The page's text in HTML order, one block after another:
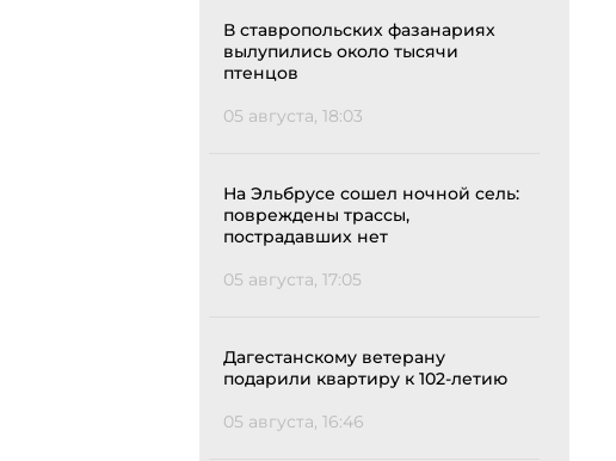
В ставропольских фазанариях
вылупились около тысячи
птенцов
05 августа, 18:03
На Эльбрусе сошел ночной сель:
повреждены трассы,
пострадавших нет
05 августа, 17:05
Дагестанскому ветерану
подарили квартиру к 102-летию
05 августа, 16:46